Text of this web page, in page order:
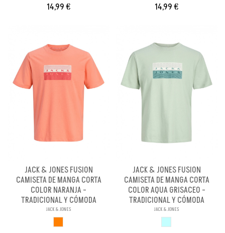
14,99 € 14,99 €
JACK & JONES FUSION
CAMISETA DE MANGA CORTA
COLOR NARANJA -
TRADICIONAL Y CÓMODA
JACK & JONES
JACK & JONES FUSION
CAMISETA DE MANGA CORTA
COLOR AQUA GRISACEO -
TRADICIONAL Y CÓMODA
JACK & JONES